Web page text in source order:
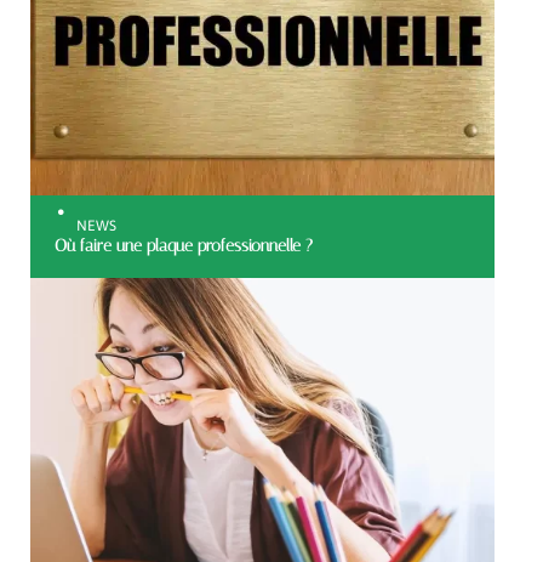
NEWS
Où faire une plaque professionnelle ?